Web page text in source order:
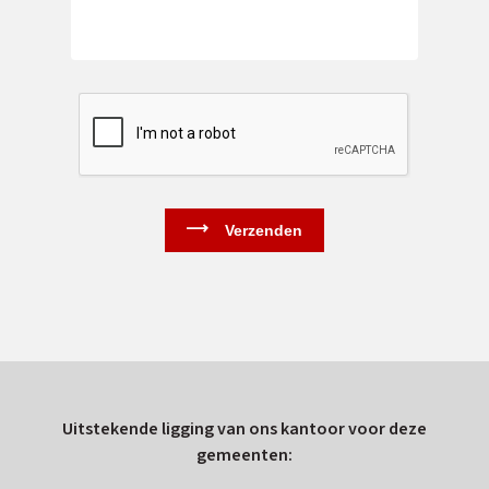
Uitstekende ligging van ons kantoor voor deze
gemeenten: